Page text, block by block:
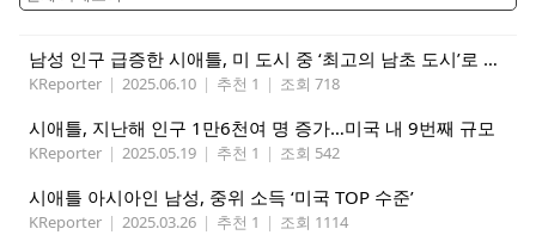
남성 인구 급증한 시애틀, 미 도시 중 ‘최고의 남초 도시’로 떠올라
KReporter | 2025.06.10 | 추천 1 | 조회 718
시애틀, 지난해 인구 1만6천여 명 증가…미국 내 9번째 규모
KReporter | 2025.05.19 | 추천 1 | 조회 542
시애틀 아시아인 남성, 중위 소득 ‘미국 TOP 수준’
KReporter | 2025.03.26 | 추천 1 | 조회 1114